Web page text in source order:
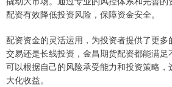
配资有效降低投资风险，保障资金安全。
配资资金的灵活运用，为投资者提供了更
交易还是长线投资，金昌期货配资都能满
可以根据自己的风险承受能力和投资策略
大化收益。